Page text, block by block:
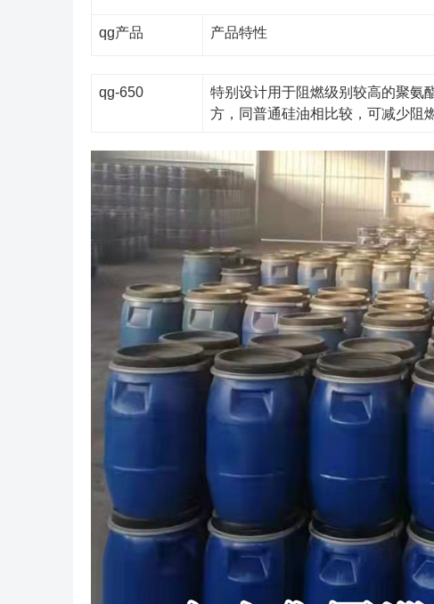
qg产品 产品特性
qg-650
特别设计用于阻燃级别较高的聚氨
方，同普通硅油相比较，可减少阻